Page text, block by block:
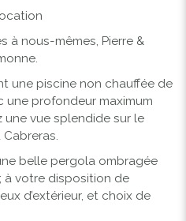
nous-mêmes, Pierre &
une piscine non chauffée de
une profondeur maximum
une vue splendide sur le
belle pergola ombragée
à votre disposition de
d’extérieur, et choix de